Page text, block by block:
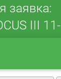
заявка:
III